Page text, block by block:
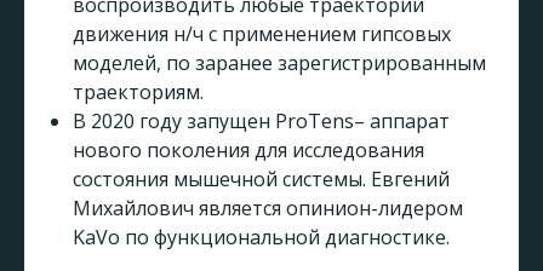
движения н/ч с применением гипсовых
моделей, по заранее зарегистрированным
траекториям.
В 2020 году запущен ProTens– аппарат
нового поколения для исследования
состояния мышечной системы. Евгений
Михайлович является опинион-лидером
KaVo по функциональной диагностике.